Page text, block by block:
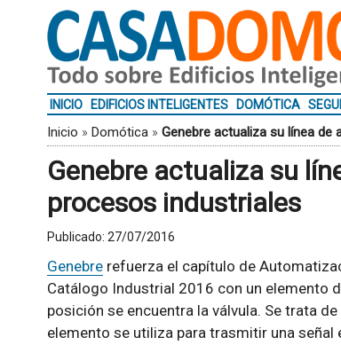
INICIO EDIFICIOS INTELIGENTES DOMÓTICA
Inicio » Domótica» Genebre actualiza su línea
Genebre actualiza su
procesos industriales
Publicado: 27/07/2016
Genebrerefuerza el capítulo de
Catálogo Industrial 2016 con un elemento
posición se encuentra la válvula. Se trata
elemento se utiliza para trasmitir una señal